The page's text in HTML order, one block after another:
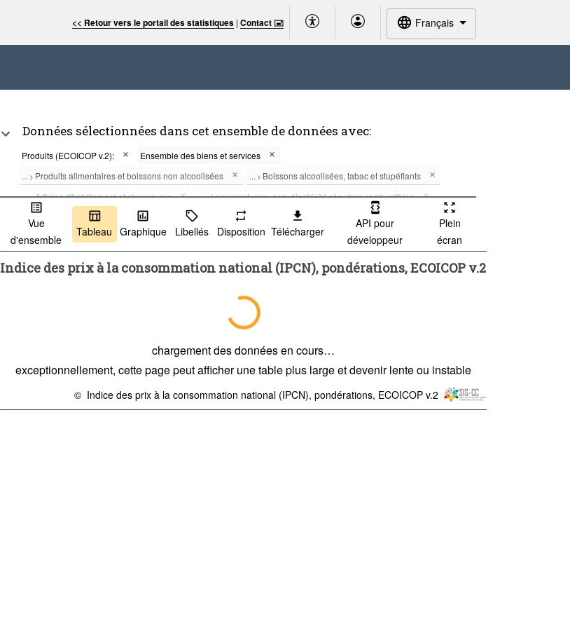
<< Retour vers le portail des statistiques |Contact 🖃 Français
Données sélectionnées dans cet ensemble de données avec:
Produits (ECOICOP v.2):
Ensemble des biens et services
... > Produits alimentaires et boissons non alcoolisées ... > Boissons alcoolisées, tabac et stupéfiants
...>Articles d'habillement et chaussures ...>Logement, eau, gaz, électricité et autres combustibles
...> Meubles, articles de ménage et entretien courant du foyer Santé
Transports
...>Information et communication ... Loisirs, sport et culture ... >Services de l'enseignement
...
Restaurants et services d'hébergement
Assurance et services financiers
Dernière(s) 12 période(s)
Vue
d'ensemble
Tableau Graphique Libellés Disposition Télécharger
API pour
développeur
Plein
écran
Indice des prix à la consommation national (IPCN), pondérations, ECOICOP v.2
chargement des données en cours…
exceptionnellement, cette page peut afficher une table plus large et devenir lente ou instable
©
{link} Conditions d'utilisation
Indice des prix à la consommation national (IPCN), pondérations, ECOICOP v.2